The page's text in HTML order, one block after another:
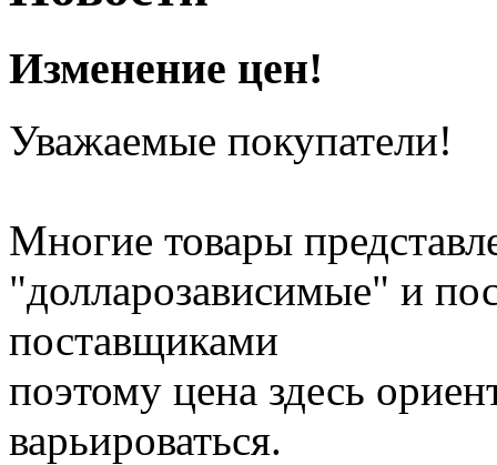
Изменение цен!
Уважаемые покупатели!
Многие товары
"долларозависимые" и
поставщиками
поэтому цена здесь
варьироваться.